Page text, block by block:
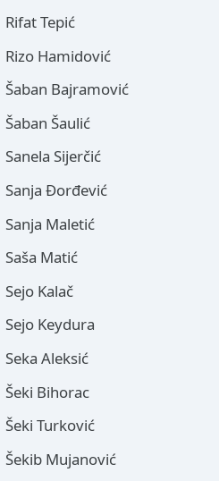
Rifat Tepić
Rizo Hamidović
Šaban Bajramović
Šaban Šaulić
Sanela Sijerčić
Sanja Đorđević
Sanja Maletić
Saša Matić
Sejo Kalač
Sejo Keydura
Seka Aleksić
Šeki Bihorac
Šeki Turković
Šekib Mujanović